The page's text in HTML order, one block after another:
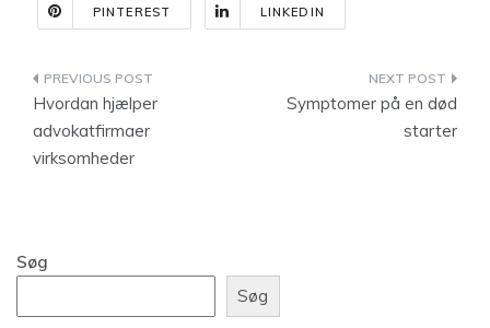
PINTEREST LINKEDIN
Indlægsnavigation
Hvordan hjælper
advokatfirmaer
virksomheder
Symptomer på en død
starter
Søg
Søg